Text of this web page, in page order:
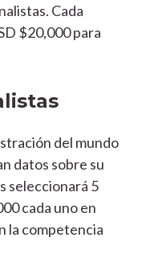
Cada
$20,000 para
del mundo
datos sobre su
seleccionará 5
cada uno en
la competencia